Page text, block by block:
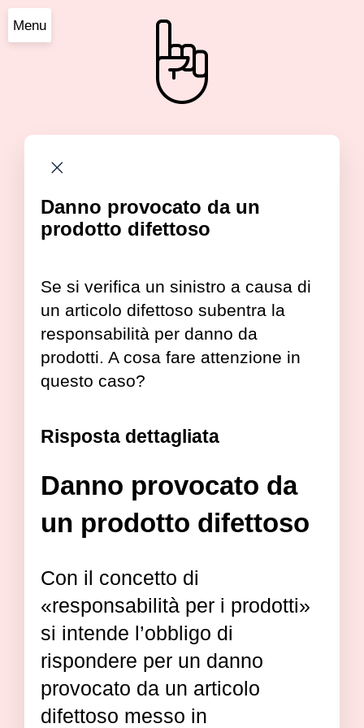
Menu
Danno provocato da un
prodotto difettoso
Se si verifica un sinistro a causa di
un articolo difettoso subentra la
responsabilità per danno da
prodotti. A cosa fare attenzione in
questo caso?
Risposta dettagliata
Danno provocato da
un prodotto difettoso
Con il concetto di
«responsabilità per i prodotti»
si intende l’obbligo di
rispondere per un danno
provocato da un articolo
difettoso messo in